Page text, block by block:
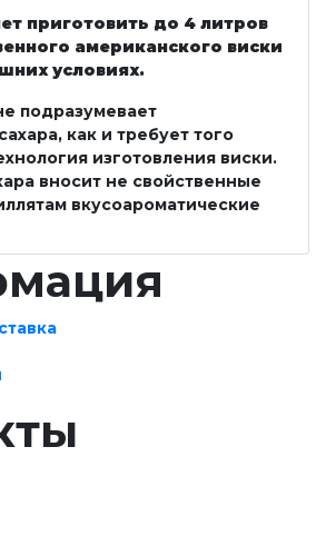
приготовить до 4 литров
американского виски
условиях.
подразумевает
как и требует того
изготовления виски.
вносит не свойственные
вкусоароматические